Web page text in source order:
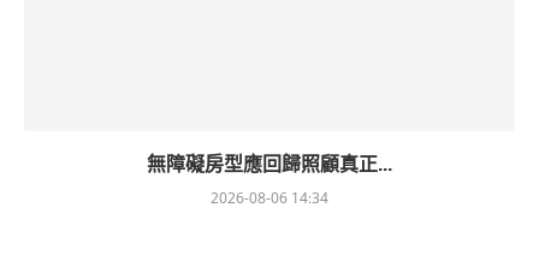
無障礙房型應回歸照顧真正...
2026-08-06 14:34